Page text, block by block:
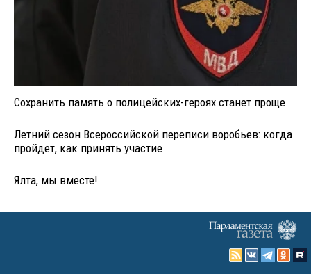
Сохранить память о полицейских-героях станет проще
Летний сезон Всероссийской переписи воробьев: когда
пройдет, как принять участие
Ялта, мы вместе!